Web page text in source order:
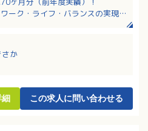
ーク・ライフ・バランスの実現に
用して長く働ける職場です
か
細 この求人に問い合わせる